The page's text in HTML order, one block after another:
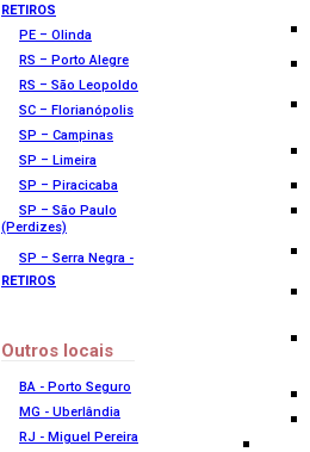
RETIROS
PE – Olinda
RS – Porto Alegre
RS – São Leopoldo
SC – Florianópolis
SP – Campinas
SP – Limeira
SP – Piracicaba
SP – São Paulo
(Perdizes)
SP – Serra Negra -
RETIROS
Outros locais
BA - Porto Seguro
MG - Uberlândia
RJ - Miguel Pereira